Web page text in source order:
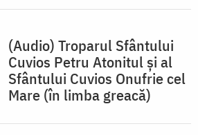
(Audio) Troparul Sfântului
Cuvios Petru Atonitul și al
Sfântului Cuvios Onufrie cel
Mare (în limba greacă)